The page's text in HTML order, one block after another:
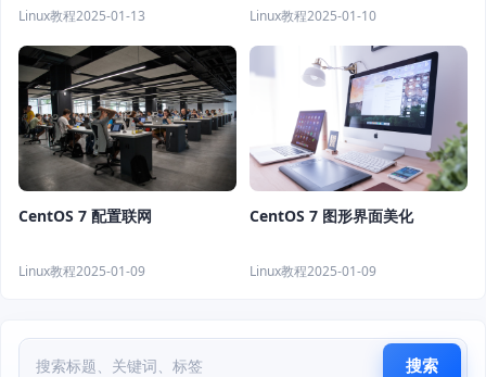
Linux教程2025-01-13 Linux教程2025-01-10
CentOS 7 配置联网
Linux教程2025-01-09
CentOS 7 图形界面美化
Linux教程2025-01-09
搜索